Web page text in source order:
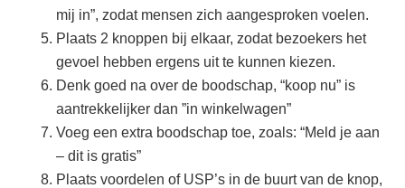
mij in”, zodat mensen zich aangesproken voelen.
Plaats 2 knoppen bij elkaar, zodat bezoekers het
gevoel hebben ergens uit te kunnen kiezen.
Denk goed na over de boodschap, “koop nu” is
aantrekkelijker dan ”in winkelwagen”
Voeg een extra boodschap toe, zoals: “Meld je aan
– dit is gratis”
Plaats voordelen of USP’s in de buurt van de knop,